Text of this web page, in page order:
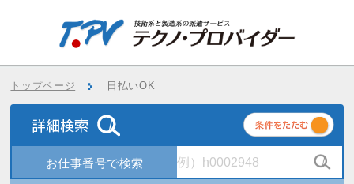
トップページ 日払いOK
条
件